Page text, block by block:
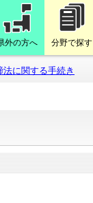
外の方へ 分野で探す
に関する手続き